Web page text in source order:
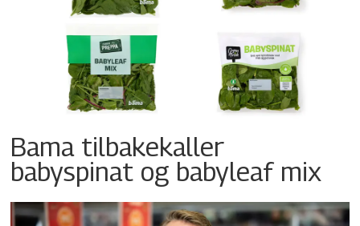
Bama tilbakekaller
babyspinat og babyleaf mix